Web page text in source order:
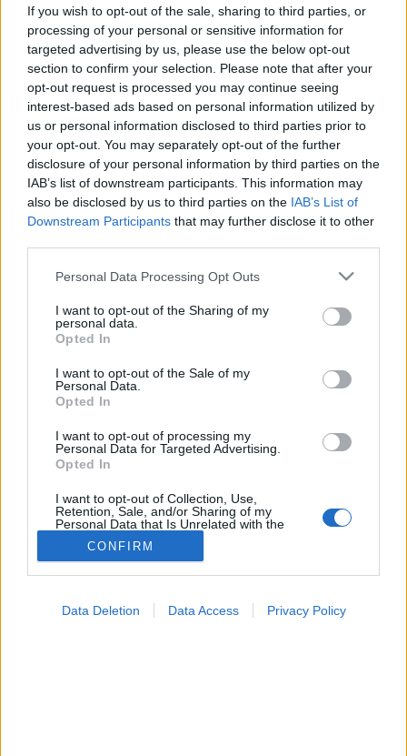
If you wish to opt-out of the sale, sharing to third parties, or
processing of your personal or sensitive information for
targeted advertising by us, please use the below opt-out
section to confirm your selection. Please note that after your
opt-out request is processed you may continue seeing
interest-based ads based on personal information utilized by
us or personal information disclosed to third parties prior to
your opt-out. You may separately opt-out of the further
disclosure of your personal information by third parties on the
IAB’s list of downstream participants. This information may
also be disclosed by us to third parties on the IAB’s List of
Downstream Participants that may further disclose it to other
Please note that this website/app uses one or more Google
not limited to your visit or usage behaviour. You may click to
grant or deny consent to Google and its third-party tags to
use your data for below specified purposes in below Google
consent section.
Personal Data Processing Opt Outs
I want to opt-out of the Sharing of my
personal data.
Opted In
I want to opt-out of the Sale of my
Personal Data.
Opted In
I want to opt-out of processing my
Personal Data for Targeted Advertising.
Opted In
I want to opt-out of Collection, Use,
Retention, Sale, and/or Sharing of my
Personal Data that Is Unrelated with the
Purposes for which it was collected.
Opted Out
CONFIRM
Data Deletion Data Access Privacy Policy
eldönteni
2024. június 03. 07:34
Küldés Küldés Messengeren